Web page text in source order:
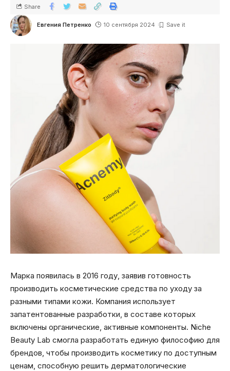
Евгения Петренко 10 сентября 2024
Share
Марка появилась в 2016 году, заявив готовность
производить косметические средства по уходу за
разными типами кожи. Компания использует
запатентованные разработки, в составе которых
включены органические, активные компоненты. Niche
Beauty Lab смогла разработать единую философию для
брендов, чтобы производить косметику по доступным
ценам, способную решить дерматологические